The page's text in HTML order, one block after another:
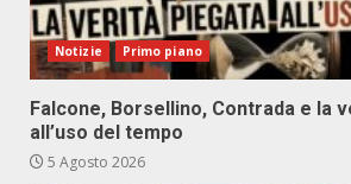
Notizie Primo piano
Falcone, Borsellino, Contrada e la
all’uso del tempo
5 Agosto 2026